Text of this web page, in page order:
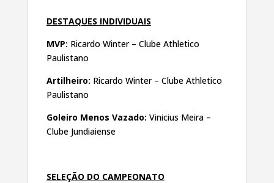
DESTAQUES INDIVIDUAIS
MVP: Ricardo Winter – Clube Athletico
Paulistano
Artilheiro: Ricardo Winter – Clube Athletico
Paulistano
Goleiro Menos Vazado: Vinicius Meira –
Clube Jundiaiense
SELEÇÃO DO CAMPEONATO